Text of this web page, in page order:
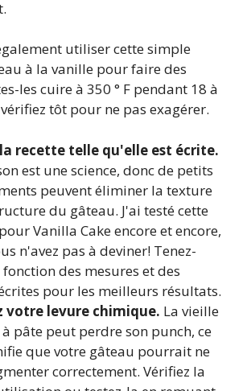
utiliser cette simple
à la vanille pour faire des
les cuire à 350 ° F pendant 18 à
tôt pour ne pas exagérer.
recette telle qu'elle est écrite.
est une science, donc de petits
peuvent éliminer la texture
du gâteau. J'ai testé cette
Vanilla Cake encore et encore,
n'avez pas à deviner! Tenez-
fonction des mesures et des
pour les meilleurs résultats.
votre levure chimique. La vieille
pâte peut perdre son punch, ce
que votre gâteau pourrait ne
correctement. Vérifiez la